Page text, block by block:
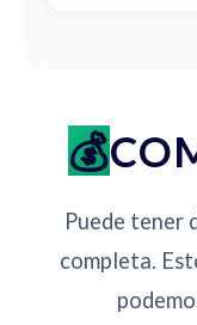
Puede tener
completa.